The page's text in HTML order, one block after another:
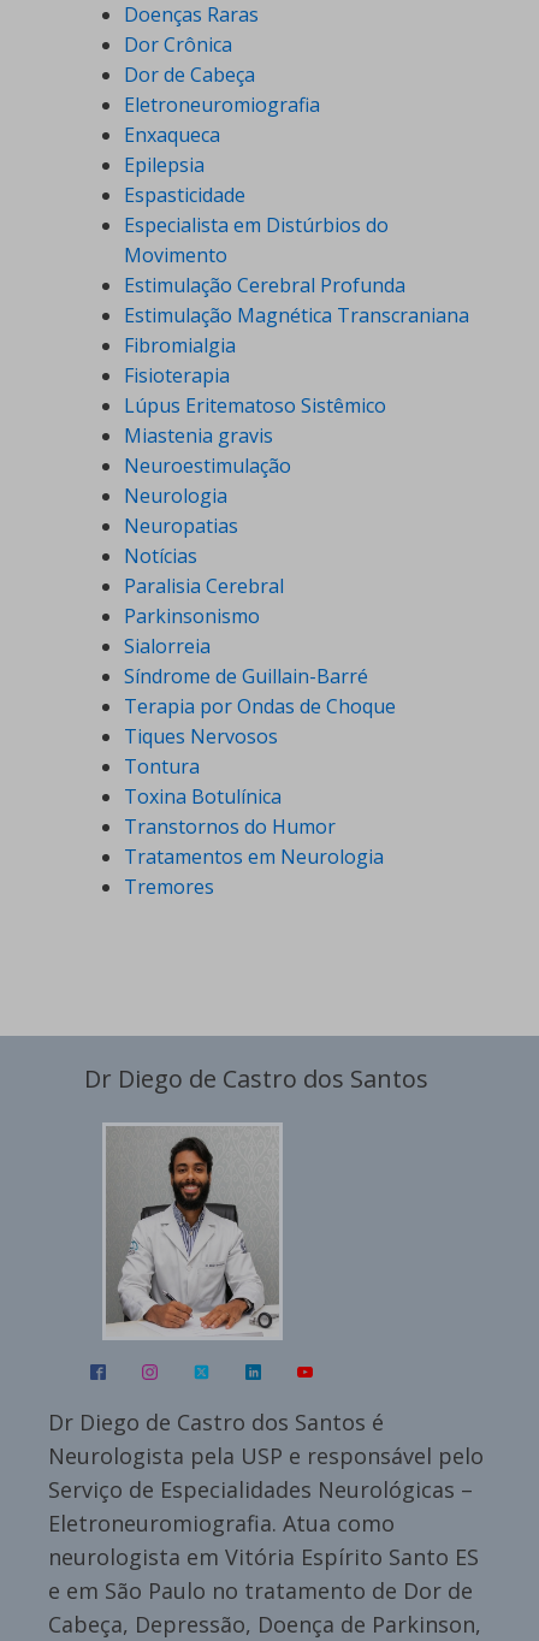
Doenças Raras
Dor Crônica
Dor de Cabeça
Eletroneuromiografia
Enxaqueca
Epilepsia
Espasticidade
Especialista em Distúrbios do
Movimento
Estimulação Cerebral Profunda
Estimulação Magnética Transcraniana
Fibromialgia
Fisioterapia
Lúpus Eritematoso Sistêmico
Miastenia gravis
Neuroestimulação
Neurologia
Neuropatias
Notícias
Paralisia Cerebral
Parkinsonismo
Sialorreia
Síndrome de Guillain-Barré
Terapia por Ondas de Choque
Tiques Nervosos
Tontura
Toxina Botulínica
Transtornos do Humor
Tratamentos em Neurologia
Tremores
Dr Diego de Castro dos Santos
Dr Diego de Castro dos Santos é
Neurologista pela USP e responsável pelo
Serviço de Especialidades Neurológicas –
Eletroneuromiografia. Atua como
neurologista em Vitória Espírito Santo ES
e em São Paulo no tratamento de Dor de
Cabeça, Depressão, Doença de Parkinson,